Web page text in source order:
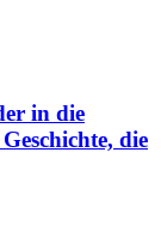
in die
die